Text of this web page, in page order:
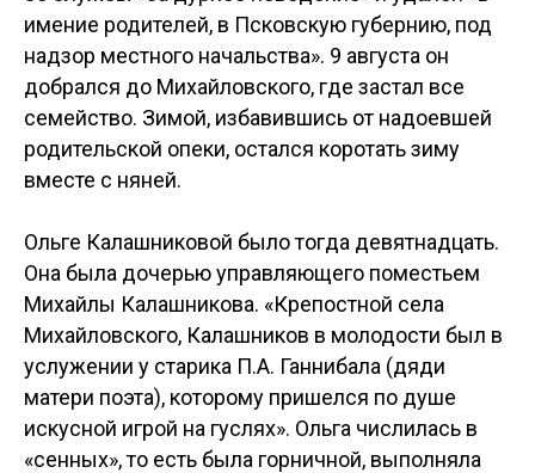
имение родителей, в Псковскую губернию, под
надзор местного начальства». 9 августа он
добрался до Михайловского, где застал все
семейство. Зимой, избавившись от надоевшей
родительской опеки, остался коротать зиму
вместе с няней.
Ольге Калашниковой было тогда девятнадцать.
Она была дочерью управляющего поместьем
Михайлы Калашникова. «Крепостной села
Михайловского, Калашников в молодости был в
услужении у старика П.А. Ганнибала (дяди
матери поэта), которому пришелся по душе
искусной игрой на гуслях». Ольга числилась в
«сенных», то есть была горничной, выполняла